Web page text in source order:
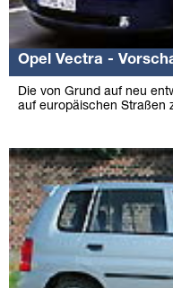
Opel Vectra -
Die von Grund auf neu
auf europäischen Straßen